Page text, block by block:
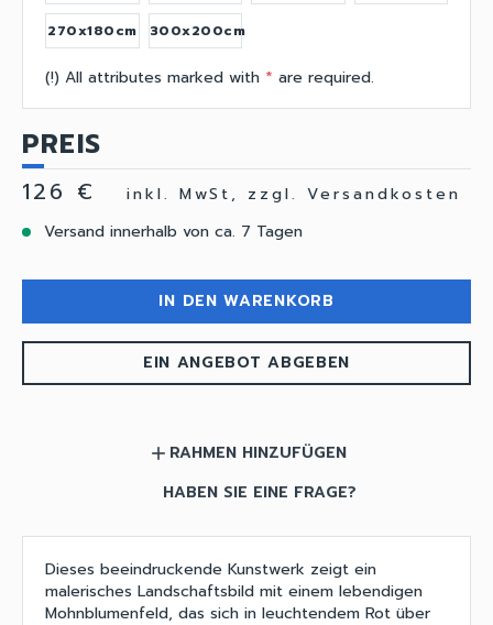
270x180cm 300x200cm
(!) All attributes marked with * are required.
PREIS
126 €
inkl. MwSt, zzgl. Versandkosten
Versand innerhalb von ca. 7 Tagen
IN DEN WARENKORB
EIN ANGEBOT ABGEBEN
add RAHMEN HINZUFÜGEN
HABEN SIE EINE FRAGE?
Dieses beeindruckende Kunstwerk zeigt ein
malerisches Landschaftsbild mit einem lebendigen
Mohnblumenfeld, das sich in leuchtendem Rot über